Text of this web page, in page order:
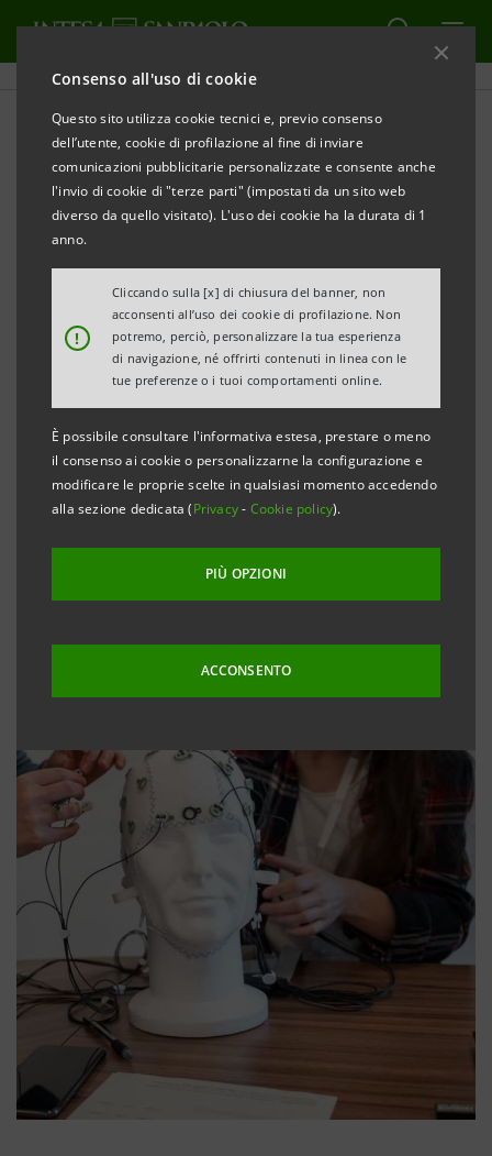
Consenso all'uso di cookie
Questo sito utilizza cookie tecnici e, previo consenso
dell’utente, cookie di profilazione al fine di inviare
comunicazioni pubblicitarie personalizzate e consente anche
l'invio di cookie di "terze parti" (impostati da un sito web
diverso da quello visitato). L'uso dei cookie ha la durata di 1
anno.
!
Cliccando sulla [x] di chiusura del banner, non
acconsenti all’uso dei cookie di profilazione. Non
potremo, perciò, personalizzare la tua esperienza
di navigazione, né offrirti contenuti in linea con le
tue preferenze o i tuoi comportamenti online.
È possibile consultare l'informativa estesa, prestare o meno
il consenso ai cookie o personalizzarne la configurazione e
modificare le proprie scelte in qualsiasi momento accedendo
alla sezione dedicata (Privacy- Cookie policy).
PIÙ OPZIONI
ACCONSENTO
SOCIALE
Uncover: dalla ricerca
scientifica alla prevenzione
della violenza di genere